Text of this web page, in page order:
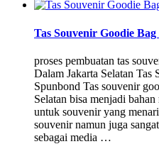
Tas Souvenir Goodie
proses pembuatan tas
Dalam Jakarta Selatan
Spunbond Tas souvenir
Selatan bisa menjadi
untuk souvenir yang
souvenir namun juga
sebagai media …